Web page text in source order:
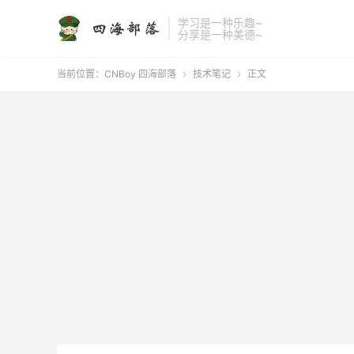
学习是一种乐趣~
分享是一种美德~
当前位置： CNBoy 四海部落  技术笔记  正文